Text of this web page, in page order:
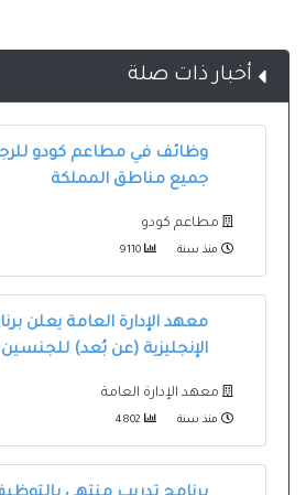
أخبار ذات صلة
وظائف في مطاعم كودو
جميع مناطق المملكة
مطاعم كودو
منذ سنة
معهد الإدارة العامة يعلن
الإنجليزية (عن بُعد) للجنسين
معهد الإدارة العامة
منذ سنة